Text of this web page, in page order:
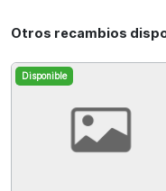
Otros recambios
Disponible